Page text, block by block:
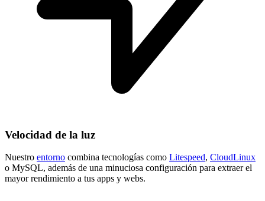
Velocidad de la luz
Nuestro entorno combina tecnologías como Litespeed, CloudLinux
o MySQL, además de una minuciosa configuración para extraer el
mayor rendimiento a tus apps y webs.